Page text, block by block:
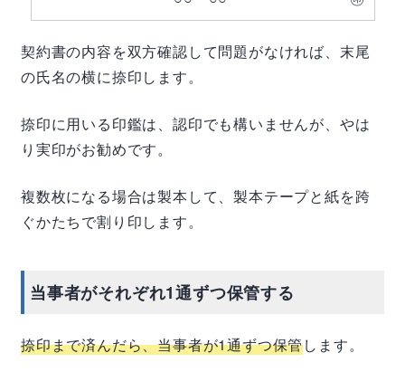
契約書の内容を双方確認して問題がなければ、末尾
の氏名の横に捺印します。
捺印に用いる印鑑は、認印でも構いませんが、やは
り実印がお勧めです。
複数枚になる場合は製本して、製本テープと紙を跨
ぐかたちで割り印します。
当事者がそれぞれ1通ずつ保管する
捺印まで済んだら、当事者が1通ずつ保管します。